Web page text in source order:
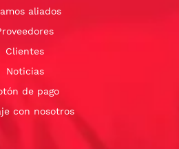
aliados
Clientes
Noticias
de pago
con nosotros